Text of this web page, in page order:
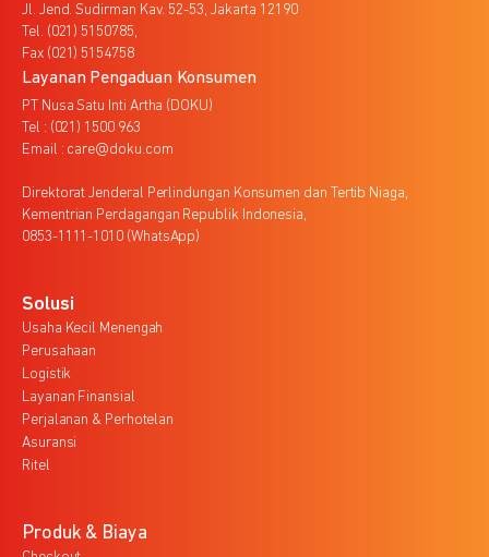
Jl. Jend. Sudirman Kav. 52-53, Jakarta 12190
Tel. (021) 5150785,
Fax (021) 5154758
Layanan Pengaduan Konsumen
PT Nusa Satu Inti Artha (DOKU)
Tel : (021) 1500 963
Email : care@doku.com
Direktorat Jenderal Perlindungan Konsumen dan Tertib Niaga,
Kementrian Perdagangan Republik Indonesia,
0853-1111-1010 (WhatsApp)
Solusi
Usaha Kecil Menengah
Perusahaan
Logistik
Layanan Finansial
Perjalanan & Perhotelan
Asuransi
Ritel
Produk & Biaya